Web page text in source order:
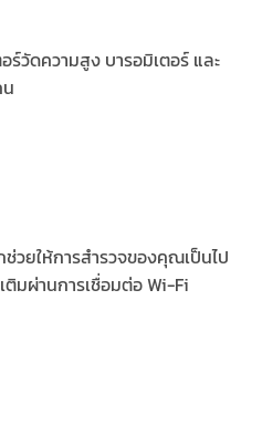
ร์วัดความสูง บารอมิเตอร์ และ
ช่วยให้การสำรวจของคุณเป็นไป
มผ่านการเชื่อมต่อ Wi-Fi